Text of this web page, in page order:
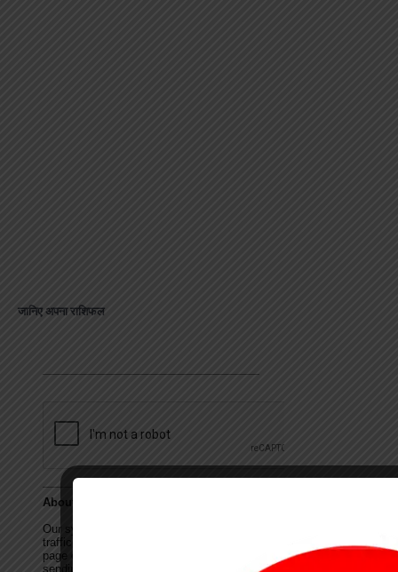
जानिए अपना राशिफल